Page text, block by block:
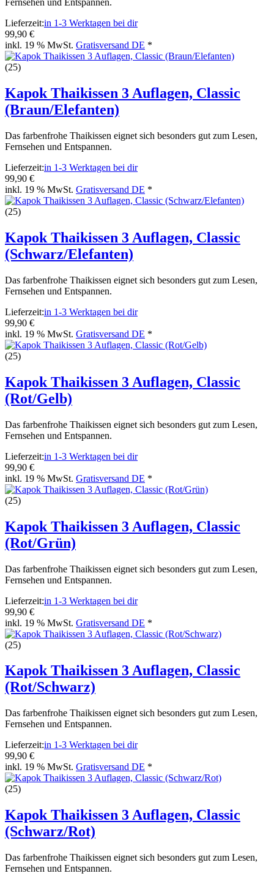
Fernsehen und Entspannen.
Lieferzeit:in 1-3 Werktagen bei dir
99,90 €
inkl. 19 % MwSt. Gratisversand DE *
(25)
Kapok Thaikissen 3 Auflagen, Classic
(Braun/Elefanten)
Das farbenfrohe Thaikissen eignet sich besonders gut zum Lesen,
Fernsehen und Entspannen.
Lieferzeit:in 1-3 Werktagen bei dir
99,90 €
inkl. 19 % MwSt. Gratisversand DE *
(25)
Kapok Thaikissen 3 Auflagen, Classic
(Schwarz/Elefanten)
Das farbenfrohe Thaikissen eignet sich besonders gut zum Lesen,
Fernsehen und Entspannen.
Lieferzeit:in 1-3 Werktagen bei dir
99,90 €
inkl. 19 % MwSt. Gratisversand DE *
(25)
Kapok Thaikissen 3 Auflagen, Classic
(Rot/Gelb)
Das farbenfrohe Thaikissen eignet sich besonders gut zum Lesen,
Fernsehen und Entspannen.
Lieferzeit:in 1-3 Werktagen bei dir
99,90 €
inkl. 19 % MwSt. Gratisversand DE *
(25)
Kapok Thaikissen 3 Auflagen, Classic
(Rot/Grün)
Das farbenfrohe Thaikissen eignet sich besonders gut zum Lesen,
Fernsehen und Entspannen.
Lieferzeit:in 1-3 Werktagen bei dir
99,90 €
inkl. 19 % MwSt. Gratisversand DE *
(25)
Kapok Thaikissen 3 Auflagen, Classic
(Rot/Schwarz)
Das farbenfrohe Thaikissen eignet sich besonders gut zum Lesen,
Fernsehen und Entspannen.
Lieferzeit:in 1-3 Werktagen bei dir
99,90 €
inkl. 19 % MwSt. Gratisversand DE *
(25)
Kapok Thaikissen 3 Auflagen, Classic
(Schwarz/Rot)
Das farbenfrohe Thaikissen eignet sich besonders gut zum Lesen,
Fernsehen und Entspannen.